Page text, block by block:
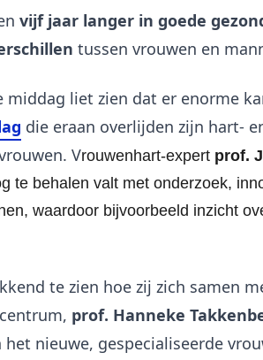
vijf jaar langer in goede
tussen vrouwen en
middag liet zien dat er enorme
die eraan overlijden zijn hart-
Vrouwenhart-expert prof.
te behalen valt met onderzoek,
waardoor bijvoorbeeld inzicht
te zien hoe zij zich samen
prof. Hanneke
het nieuwe, gespecialiseerde